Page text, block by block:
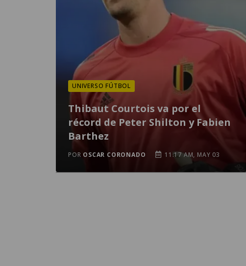
UNIVERSO FÚTBOL
Thibaut Courtois va por el
récord de Peter Shilton y Fabien
Barthez
POR OSCAR CORONADO 11:17 AM, MAY 03